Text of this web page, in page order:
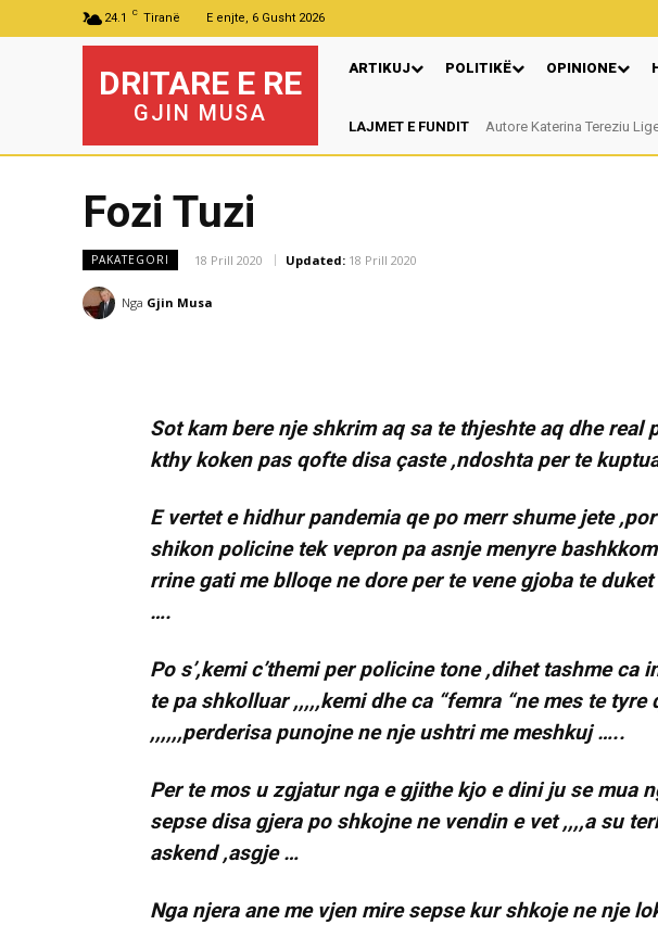
24.1 C Tiranë E enjte, 6 Gusht 2026
DRITARE E RE
GJIN MUSA
ARTIKUJ POLITIKË OPINIONE
LAJMET E FUNDIT Autore Katerina Tereziu
Murtez Asllani
Fozi Tuzi
PAKATEGORI 18 Prill 2020 Updated: 18 Prill 2020
Nga Gjin Musa
Sot kam bere nje shkrim aq sa te thjeshte aq dhe real
kthy koken pas qofte disa çaste ,ndoshta per te
E vertet e hidhur pandemia qe po merr shume jete
shikon policine tek vepron pa asnje menyre
rrine gati me blloqe ne dore per te vene gjoba te
….
Po s’,kemi c’themi per policine tone ,dihet tashme ca
te pa shkolluar ,,,,,kemi dhe ca “femra “ne mes te tyre
,,,,,,perderisa punojne ne nje ushtri me meshkuj …..
Per te mos u zgjatur nga e gjithe kjo e dini ju se mua
sepse disa gjera po shkojne ne vendin e vet ,,,,a su
askend ,asgje …
Nga njera ane me vjen mire sepse kur shkoje ne nje